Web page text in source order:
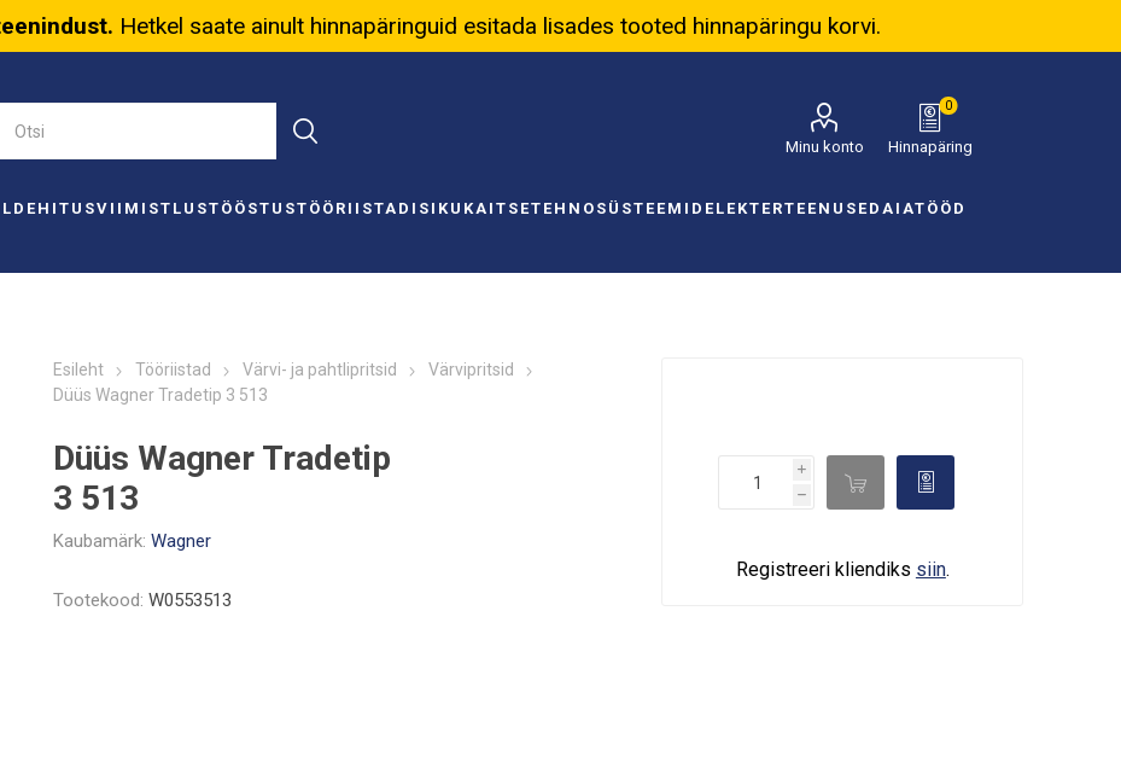
Hetkel saate ainult hinnapäringuid esitada lisades tooted hinnapäringu korvi.
Minu konto Hinnapäring
0
VIIMISTLUSTÖÖSTUSTÖÖRIISTAD ISIKUKAITSETEHNOSÜSTEEMID ELEKTERTEENUSEDAIATÖÖD
Esileht Tööriistad Värvi- ja pahtlipritsid
Värvipritsid
Düüs Wagner Tradetip 3 513
Düüs Wagner Tradetip
3 513
Kaubamärk: Wagner
Tootekood: W0553513
i
h
d 
Registreeri kliendiks siin.